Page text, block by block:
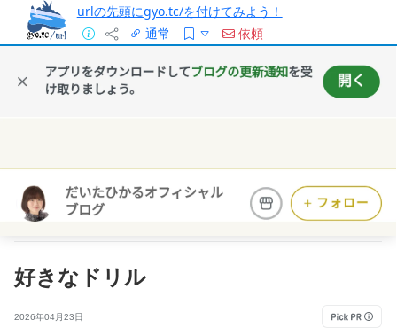
urlの先頭にgyo.tc/を付けてみよう！
通常
依頼